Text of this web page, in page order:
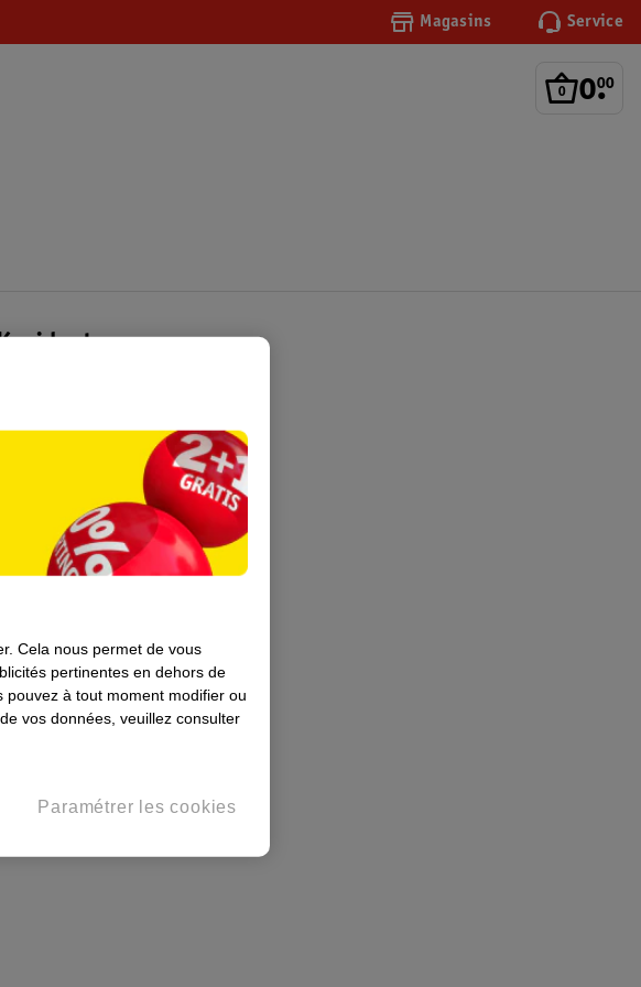
Magasins Service
0.
00
l’entreprise
Cela nous permet de vous
pertinentes en dehors de
pouvez à tout moment modifier ou
vos données, veuillez consulter
Paramétrer les cookies